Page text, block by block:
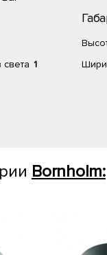
света 1
Bornholm: